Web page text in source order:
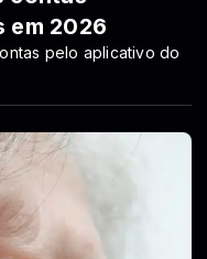
em 2026
pelo aplicativo do